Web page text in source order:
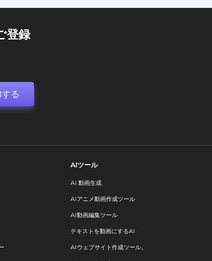
登録
る
AIツール
AI 動画生成
AIアニメ動画作成ツール
AI動画編集ツール
テキストを動画にするAI
AIウェブサイト作成ツール。